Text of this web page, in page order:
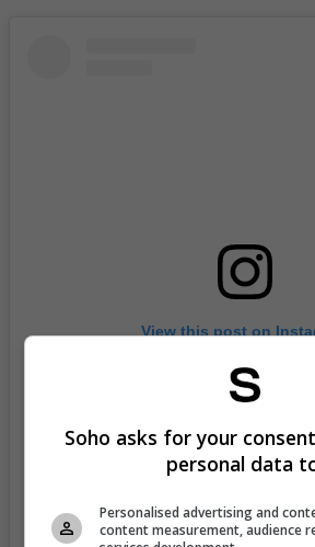
View this post on
Soho asks for your
personal data
Personalised advertising and
content measurement, audience